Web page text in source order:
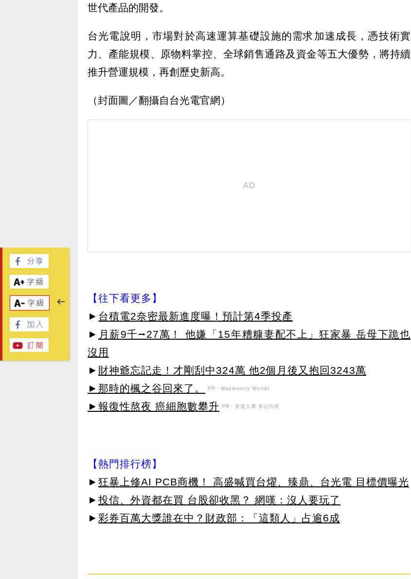
世代產品的開發。
台光電說明，市場對於高速運算基礎設施的需求加速成長，憑技術實
力、產能規模、原物料掌控、全球銷售通路及資金等五大優勢，將持續
推升營運規模，再創歷史新高。
（封面圖／翻攝自台光電官網）
【往下看更多】
► 台積電2奈密最新進度曝！預計第4季投產
► 月薪9千⭢27萬！ 他嫌「15年糟糠妻配不上」狂家暴 岳母下跪也
沒用
► 財神爺忘記走！才剛刮中324萬 他2個月後又抱回3243萬
►那時的楓之谷回來了。
PR・Maplestory Worlds
►報復性熬夜 癌細胞數攀升 PR・安達人壽 安心抗癌
【熱門排行榜】
► 狂暴上修AI PCB商機！ 高盛喊買台燿、臻鼎、台光電 目標價曝光
► 投信、外資都在買 台股卻收黑？ 網嘆：沒人要玩了
► 彩券百萬大獎誰在中？財政部：「這類人」占逾6成